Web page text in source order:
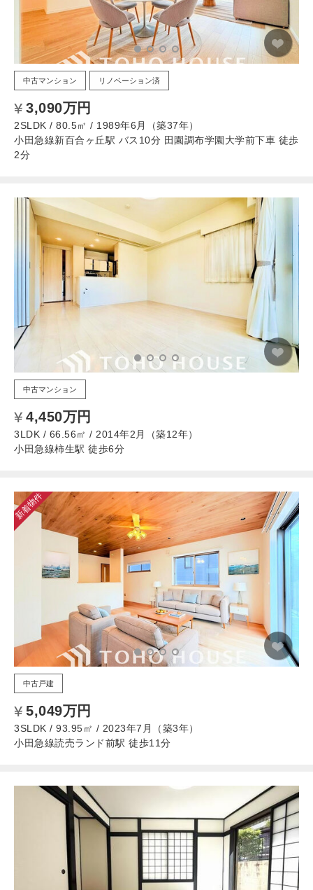
中古マンション リノベーション済
3,090万円
2SLDK / 80.5㎡ / 1989年6月（築37年）
小田急線新百合ヶ丘駅 バス10分 田園調布学園大学前下車 徒歩
2分
中古マンション
4,450万円
3LDK / 66.56㎡ / 2014年2月（築12年）
小田急線柿生駅 徒歩6分
新着物件
中古戸建
5,049万円
3SLDK / 93.95㎡ / 2023年7月（築3年）
小田急線読売ランド前駅 徒歩11分